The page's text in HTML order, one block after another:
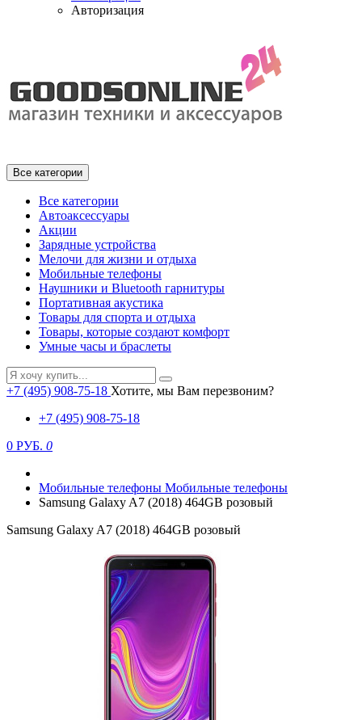
Авторизация
Все категории
Все категории
Автоаксессуары
Акции
Зарядные устройства
Мелочи для жизни и отдыха
Мобильные телефоны
Наушники и Bluetooth гарнитуры
Портативная акустика
Товары для спорта и отдыха
Товары, которые создают комфорт
Умные часы и браслеты
+7 (495) 908-75-18 Хотите, мы Вам перезвоним?
+7 (495) 908-75-18
0 РУБ. 0
Мобильные телефоны Мобильные телефоны
Samsung Galaxy A7 (2018) 464GB розовый
Samsung Galaxy A7 (2018) 464GB розовый